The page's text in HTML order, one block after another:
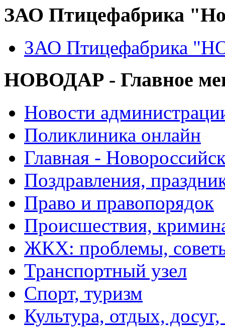
ЗАО Птицефабрика
ЗАО Птицефабрика
НОВОДАР - Главное
Новости
Поликлиника онлайн
Главная -
Поздравления,
Право и правопорядок
Происшествия,
ЖКХ: проблемы,
Транспортный узел
Спорт, туризм
Культура, отдых,